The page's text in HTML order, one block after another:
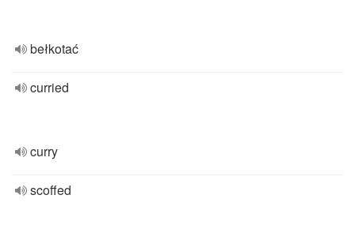
bełkotać
curried
curry
scoffed